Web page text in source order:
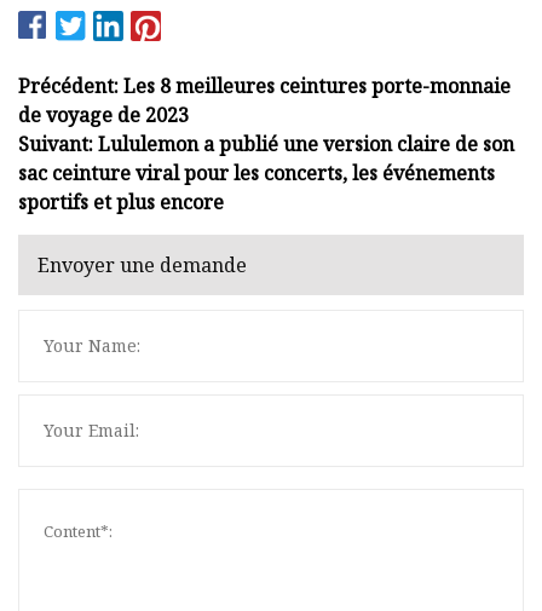
Précédent: Les 8 meilleures ceintures porte-monnaie
de voyage de 2023
Suivant: Lululemon a publié une version claire de son
sac ceinture viral pour les concerts, les événements
sportifs et plus encore
Envoyer une demande